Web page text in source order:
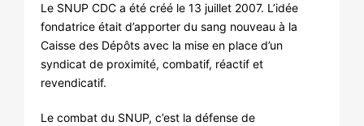
Le SNUP CDC a été créé le 13 juillet 2007. L’idée
fondatrice était d’apporter du sang nouveau à la
Caisse des Dépôts avec la mise en place d’un
syndicat de proximité, combatif, réactif et
revendicatif.
Le combat du SNUP, c’est la défense de